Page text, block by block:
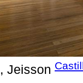
, Jeisson